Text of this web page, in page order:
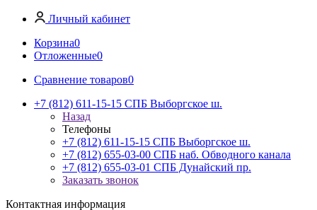
Личный кабинет
Корзина0
Отложенные0
Сравнение товаров0
+7 (812) 611-15-15 СПБ Выборгское ш.
Назад
Телефоны
+7 (812) 611-15-15 СПБ Выборгское ш.
+7 (812) 655-03-00 СПБ наб. Обводного канала
+7 (812) 655-03-01 СПБ Дунайский пр.
Заказать звонок
Контактная информация